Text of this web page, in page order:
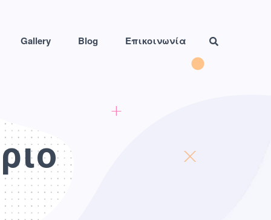
Gallery Blog Επικοινωνία